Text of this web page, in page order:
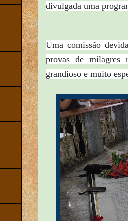
divulgada uma
Uma comissão
provas de milagres
grandioso e muito